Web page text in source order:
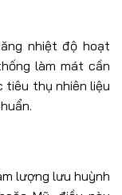
nhiệt độ hoạt
làm mát cần
tiêu thụ nhiên liệu
lượng lưu huỳnh